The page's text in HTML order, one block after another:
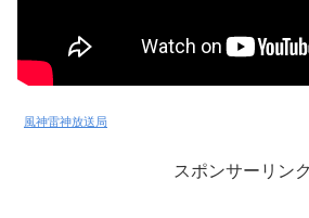
風神雷神放送局
スポンサーリンク